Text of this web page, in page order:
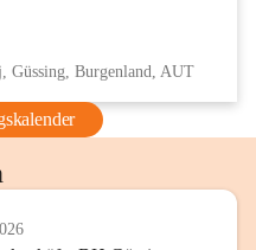
Güssing, Burgenland, AUT